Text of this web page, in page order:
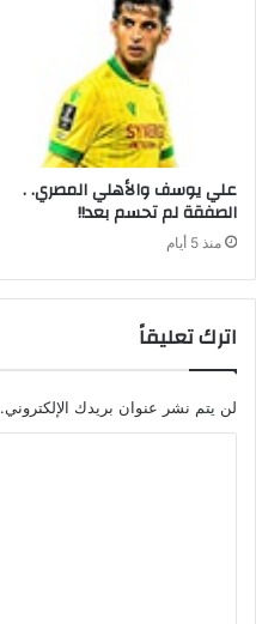
علي‭ ‬يوسف‭ ‬والأهلي‭ ‬المصري‭ . .
‬الصفقة‭ ‬لم‭ ‬تحسم‭ ‬بعد‭ !!‬
منذ 5 أيام
اترك تعليقاً
لن يتم نشر عنوان بريدك الإلكتروني.